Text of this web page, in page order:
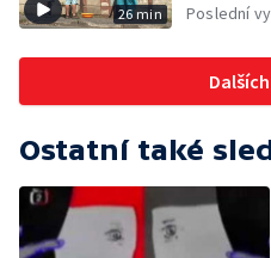
26 min
Poslední
Ostatní také